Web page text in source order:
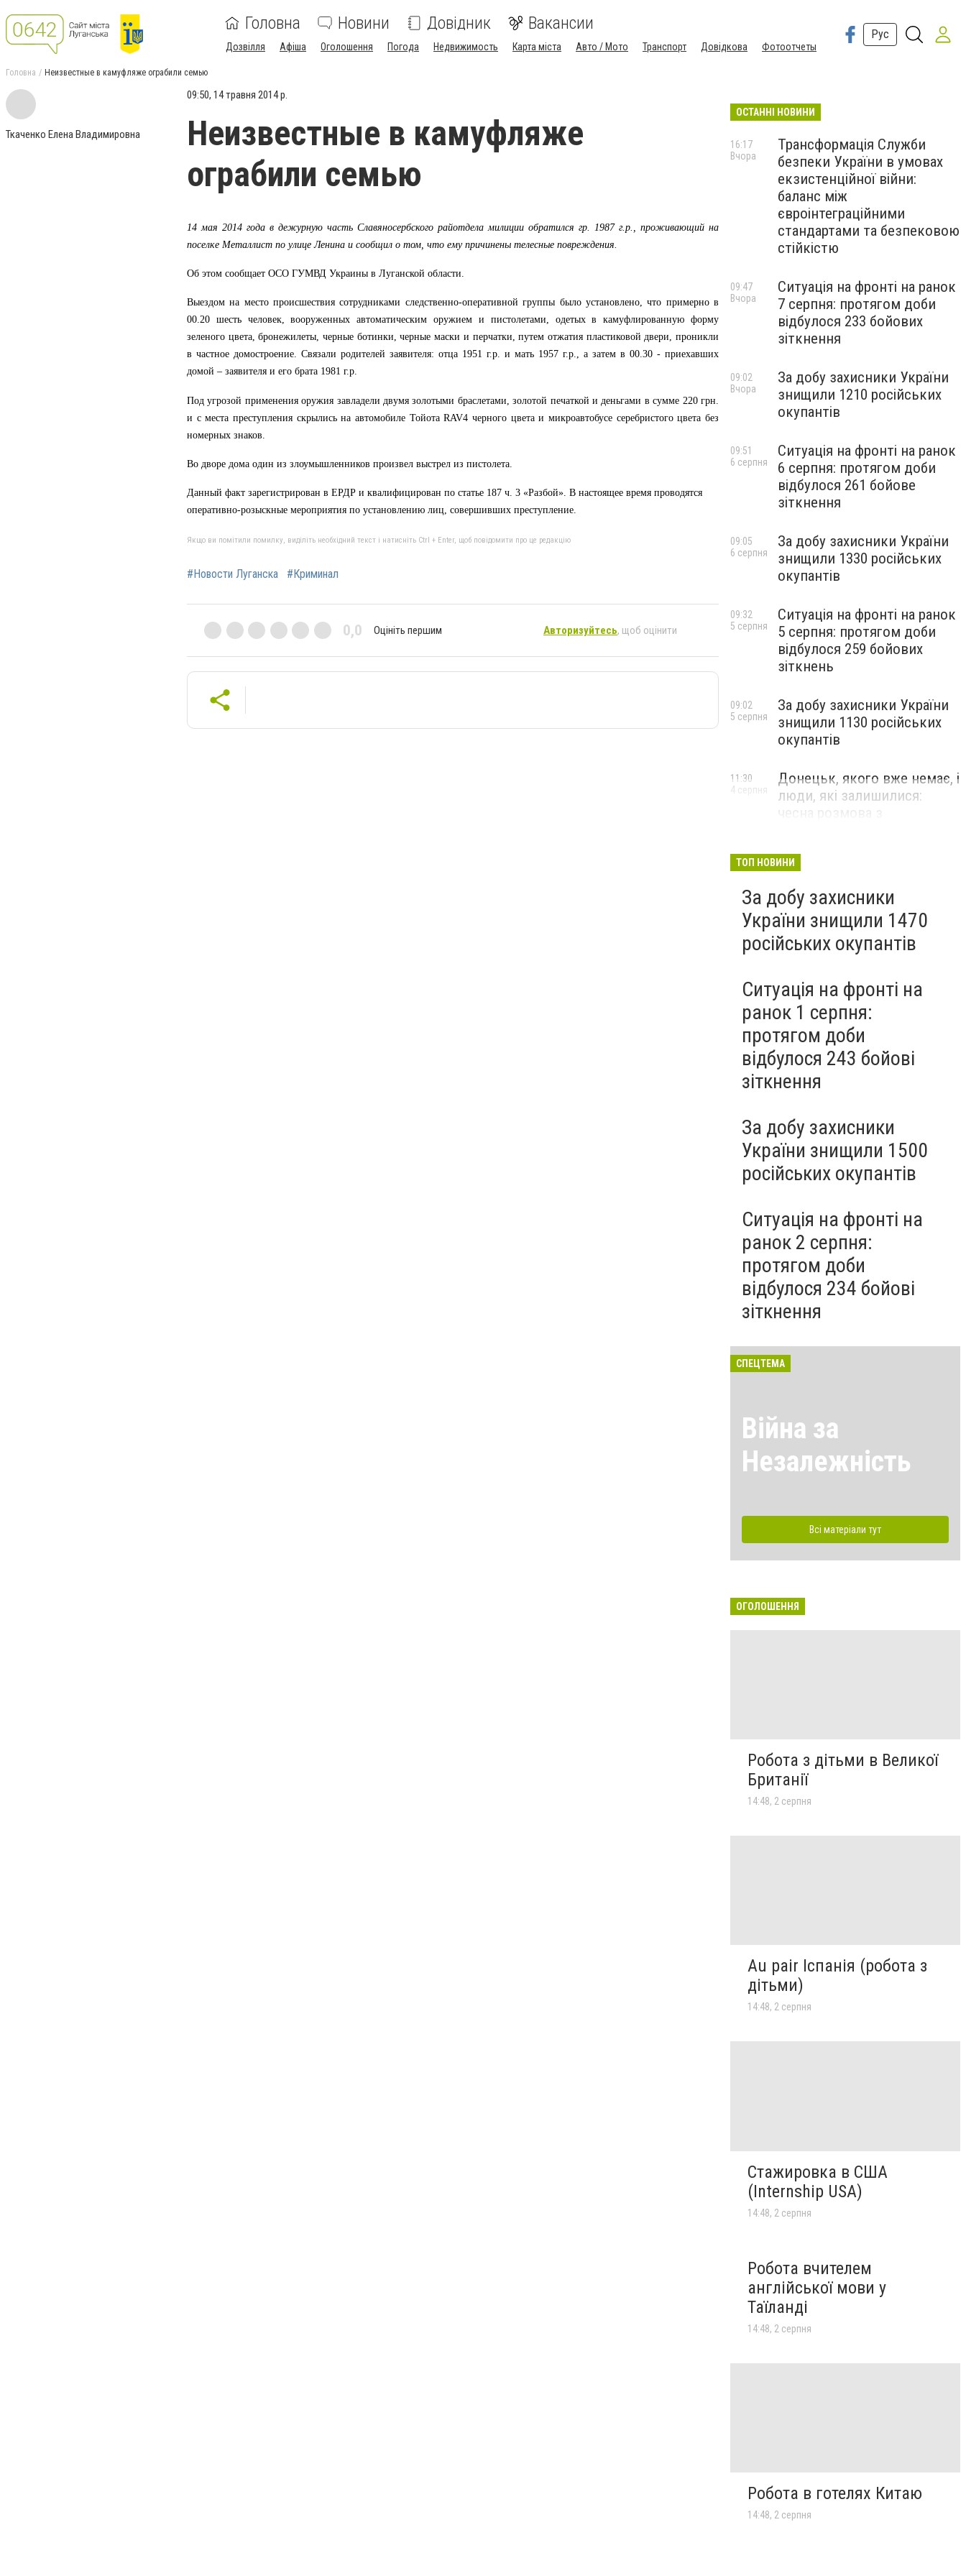
Головна Новини Довідник Вакансии
Дозвілля Афіша Оголошення Погода Недвижимость Карта міста Авто / Мото Транспорт Довідкова Фотоотчеты
Рус
Головна Неизвестные в камуфляже ограбили семью
Ткаченко Елена Владимировна
09:50, 14 травня 2014 р.
Неизвестные в камуфляже
ограбили семью
14 мая 2014 года в дежурную часть Славяносербского райотдела милиции обратился гр. 1987 г.р., проживающий на
поселке Металлист по улице Ленина и сообщил о том, что ему причинены телесные повреждения.
Об этом сообщает ОСО ГУМВД Украины в Луганской области.
Выездом на место происшествия сотрудниками следственно-оперативной группы было установлено, что примерно в
00.20 шесть человек, вооруженных автоматическим оружием и пистолетами, одетых в камуфлированную форму
зеленого цвета, бронежилеты, черные ботинки, черные маски и перчатки, путем отжатияпластиковой двери, проникли
в частное домостроение. Связали родителей заявителя: отца 1951 г.р. и мать 1957 г.р., а затем в 00.30 - приехавших
домой – заявителя и его брата 1981 г.р.
Под угрозой применения оружия завладели двумя золотыми браслетами, золотой печаткой и деньгами в сумме 220 грн
и с места преступления скрылись на автомобиле ТойотаRAV4 черного цвета и микроавтобусе серебристого цвета без
номерных знаков.
Во дворе дома один из злоумышленников произвел выстрел из пистолета.
Данный факт зарегистрирован в ЕРДР и квалифицирован по статье 187 ч. 3 «Разбой». В настоящее время проводятся
оперативно-розыскные мероприятия по установлению лиц, совершивших преступление.
Якщо ви помітили помилку, виділіть необхідний текст і натисніть Ctrl + Enter, щоб повідомити про це редакцію
#Новости Луганска #Криминал
0,0 Оцініть першим Авторизуйтесь, щоб оцінити
ОСТАННІ НОВИНИ
Трансформація Служби
безпеки України в умовах
екзистенційної війни:
баланс між
євроінтеграційними
стандартами та безпековою
стійкістю
16:17
Вчора
Ситуація на фронті на ранок
7 серпня: протягом доби
відбулося 233 бойових
зіткнення
09:47
Вчора
За добу захисники України
знищили 1210 російських
окупантів
09:02
Вчора
Ситуація на фронті на ранок
6 серпня: протягом доби
відбулося 261 бойове
зіткнення
09:51
6 серпня
За добу захисники України
знищили 1330 російських
окупантів
09:05
6 серпня
Ситуація на фронті на ранок
5 серпня: протягом доби
відбулося 259 бойових
зіткнень
09:32
5 серпня
За добу захисники України
знищили 1130 російських
окупантів
09:02
5 серпня
Донецьк, якого вже немає, і
люди, які залишилися:
11:30
4 серпня
ТОП НОВИНИ
За добу захисники
України знищили 1470
російських окупантів
Ситуація на фронті на
ранок 1 серпня:
протягом доби
відбулося 243 бойові
зіткнення
За добу захисники
України знищили 1500
російських окупантів
Ситуація на фронті на
ранок 2 серпня:
протягом доби
відбулося 234 бойові
зіткнення
СПЕЦТЕМА
Війна за
Незалежність
Всі матеріали тут
ОГОЛОШЕННЯ
Робота з дітьми в Великої
Британії
14:48, 2 серпня
Au pair Іспанія (робота з
дітьми)
14:48, 2 серпня
Стажировка в США
(Internship USA)
14:48, 2 серпня
Робота вчителем
англійської мови у
Таїланді
14:48, 2 серпня
Робота в готелях Китаю
14:48, 2 серпня